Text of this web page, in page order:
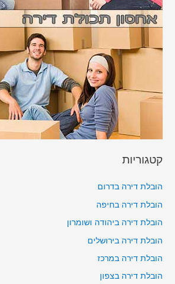
קטגוריות
הובלת דירה בדרום
הובלת דירה בחיפה
הובלת דירה ביהודה ושומרון
הובלת דירה בירושלים
הובלת דירה במרכז
הובלת דירה בצפון